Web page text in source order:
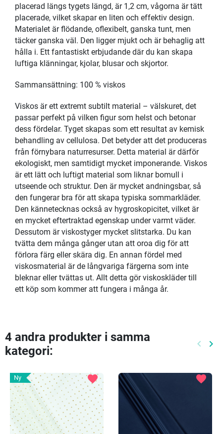
placerad längs tygets längd, är 1,2 cm, vågorna är tätt
placerade, vilket skapar en liten och effektiv design.
Materialet är flödande, oflexibelt, ganska tunt, men
täcker ganska väl. Den ligger mjukt och är behaglig att
hålla i. Ett fantastiskt erbjudande där du kan skapa
luftiga klänningar, kjolar, blusar och skjortor.
Sammansättning: 100 % viskos
Viskos är ett extremt subtilt material – välskuret, det
passar perfekt på vilken figur som helst och betonar
dess fördelar. Tyget skapas som ett resultat av kemisk
behandling av cellulosa. Det betyder att det produceras
från förnybara naturresurser. Detta material är därför
ekologiskt, men samtidigt mycket imponerande. Viskos
är ett lätt och luftigt material som liknar bomull i
utseende och struktur. Den är mycket andningsbar, så
den fungerar bra för att skapa typiska sommarkläder.
Den kännetecknas också av hygroskopicitet, vilket är
en mycket eftertraktad egenskap under varmt väder.
Dessutom är viskostyger mycket slitstarka. Du kan
tvätta dem många gånger utan att oroa dig för att
förlora färg eller skära dig. En annan fördel med
viskosmaterial är de långvariga färgerna som inte
bleknar eller tvättas ut. Allt detta gör viskoskläder till
ett köp som kommer att fungera i många år.
4 andra produkter i samma
kategori:
keyboard_arrow_left keyboard_arrow_right
Ny favorite favorite